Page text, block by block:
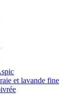
et lavande fine